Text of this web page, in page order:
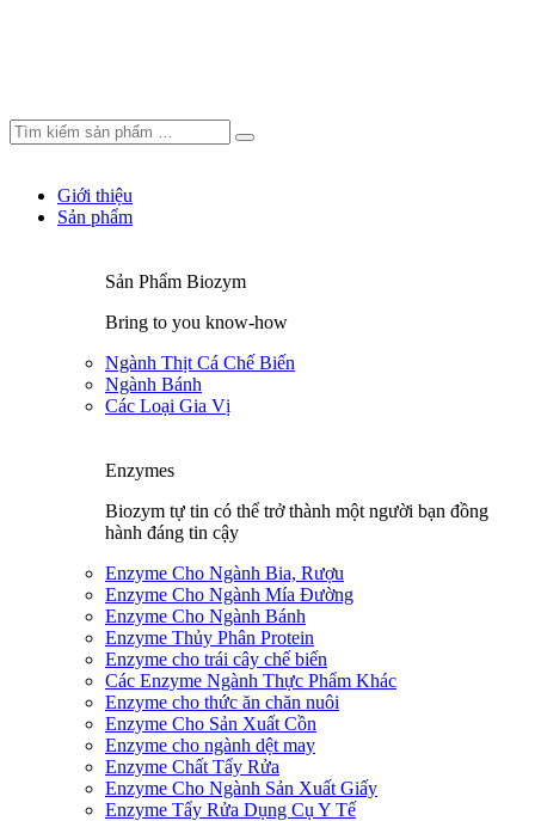
Giới thiệu
Sản phẩm
Sản Phẩm Biozym
Bring to you know-how
Ngành Thịt Cá Chế Biến
Ngành Bánh
Các Loại Gia Vị
Enzymes
Biozym tự tin có thể trở thành một người bạn đồng
hành đáng tin cậy
Enzyme Cho Ngành Bia, Rượu
Enzyme Cho Ngành Mía Đường
Enzyme Cho Ngành Bánh
Enzyme Thủy Phân Protein
Enzyme cho trái cây chế biến
Các Enzyme Ngành Thực Phẩm Khác
Enzyme cho thức ăn chăn nuôi
Enzyme Cho Sản Xuất Cồn
Enzyme cho ngành dệt may
Enzyme Chất Tẩy Rửa
Enzyme Cho Ngành Sản Xuất Giấy
Enzyme Tẩy Rửa Dụng Cụ Y Tế